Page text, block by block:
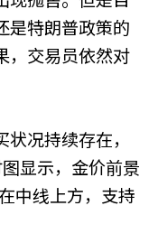
是特朗普政策的
，交易员依然对
况持续存在，
显示，金价前景
中线上方，支持